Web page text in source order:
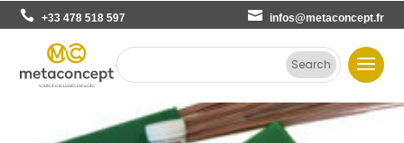
+33 478 518 597 infos@metaconcept.fr